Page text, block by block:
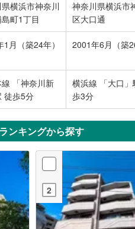
横浜市神奈川
町1丁目
神奈川県横浜市
区大口通
月（築24年） 2001年6月（築
「神奈川新
徒歩5分
横浜線 「大口」
歩3分
ンキングから探す
2